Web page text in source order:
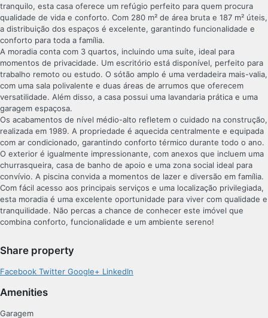
tranquilo, esta casa oferece um refúgio perfeito para quem procura
qualidade de vida e conforto. Com 280 m² de área bruta e 187 m² úteis,
a distribuição dos espaços é excelente, garantindo funcionalidade e
conforto para toda a família.
A moradia conta com 3 quartos, incluindo uma suíte, ideal para
momentos de privacidade. Um escritório está disponível, perfeito para
trabalho remoto ou estudo. O sótão amplo é uma verdadeira mais-valia,
com uma sala polivalente e duas áreas de arrumos que oferecem
versatilidade. Além disso, a casa possui uma lavandaria prática e uma
garagem espaçosa.
Os acabamentos de nível médio-alto refletem o cuidado na construção,
realizada em 1989. A propriedade é aquecida centralmente e equipada
com ar condicionado, garantindo conforto térmico durante todo o ano.
O exterior é igualmente impressionante, com anexos que incluem uma
churrasqueira, casa de banho de apoio e uma zona social ideal para
convívio. A piscina convida a momentos de lazer e diversão em família.
Com fácil acesso aos principais serviços e uma localização privilegiada,
esta moradia é uma excelente oportunidade para viver com qualidade e
tranquilidade. Não percas a chance de conhecer este imóvel que
combina conforto, funcionalidade e um ambiente sereno!
Share property
Facebook Twitter Google+ LinkedIn
Amenities
Garagem